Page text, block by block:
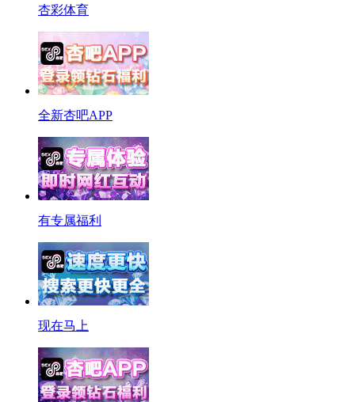
杏彩体育
全新杏吧APP
有专属福利
现在马上